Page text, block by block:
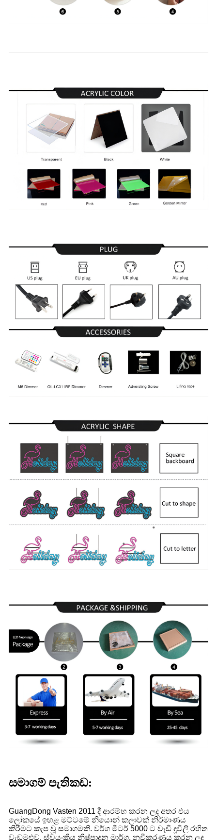
සමාගම් පැතිකඩ:
GuangDong Vasten 2011 දී ආරම්භ කරන ලද අතර එය
ලෝකයේ ඉහළ මට්ටමේ නියොන් කලාවක් නිර්මාණය
කිරීමට කැප වූ සමාගමකි. වර්ග මීටර් 5000 ට වැඩි දූවිලි රහිත
වැඩමුළුව, ස්වයංක්‍රීය නිෂ්පාදන මාර්ග, නවීකරණය කරන ලද